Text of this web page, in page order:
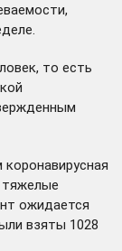
то есть
тяжелые
ожидается
взяты 1028